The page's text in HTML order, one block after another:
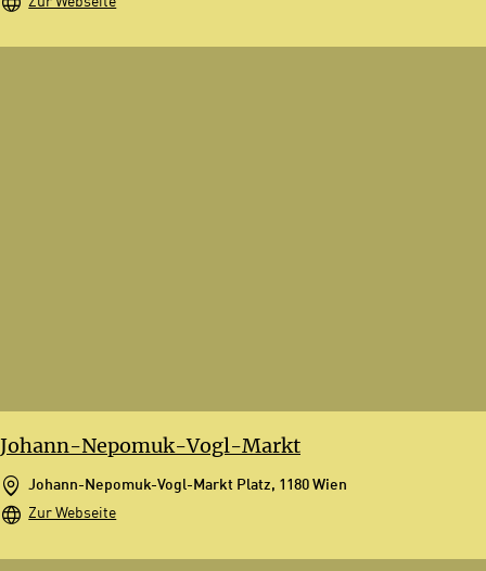
Johann-Nepomuk-Vogl-Markt
Johann-Nepomuk-Vogl-Markt Platz, 1180 Wien
Zur Webseite